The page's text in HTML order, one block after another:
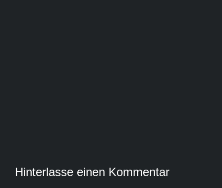
Hinterlasse einen Kommentar